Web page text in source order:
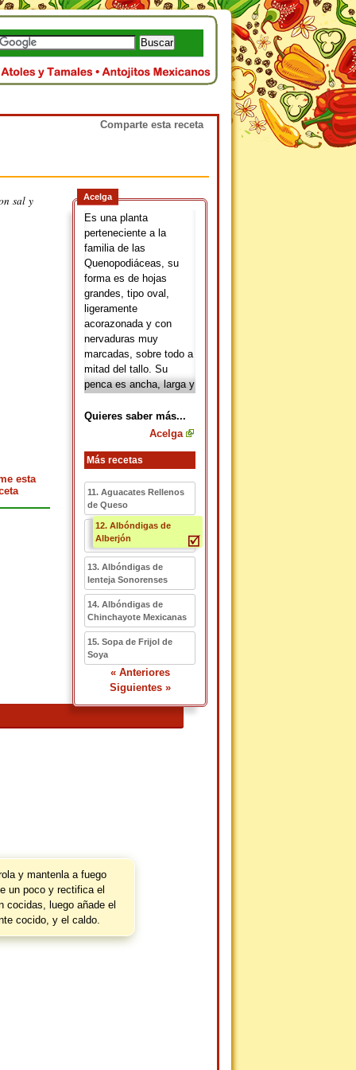
sal y Acelga
Es una planta
perteneciente a la
familia de las
Quenopodiáceas, su
forma es de hojas
grandes, tipo oval,
ligeramente
acorazonada y con
nervaduras muy
marcadas, sobre todo a
mitad del tallo. Su
penca es ancha, larga y
medir hasta 30
centímetros de longitud
es verde oscuro o claro
amarillo. Su sabor es
muy similar al de las
espinacas, pero éstas
suelen ser más
suculentas y suaves.
Quieres saber más...
Acelga
Más recetas
11. Aguacates Rellenos
de Queso
12. Albóndigas de
Alberjón
13. Albóndigas de
lenteja Sonorenses
14. Albóndigas de
Chinchayote Mexicanas
15. Sopa de Frijol de
Soya
« Anteriores
Siguientes »
esta
y mantenla a fuego
un poco y rectifica el
cocidas, luego añade el
cocido, y el caldo.
Comparte esta receta